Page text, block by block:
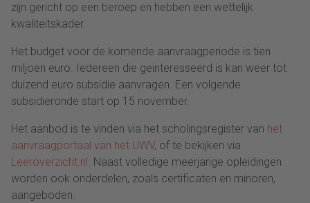
zijn gericht op een beroep en hebben een wettelijk
kwaliteitskader.
Het budget voor de komende aanvraagperiode is tien
miljoen euro. Iedereen die geïnteresseerd is kan weer tot
duizend euro subsidie aanvragen. Een volgende
subsidieronde start op 15 november.
Het aanbod is te vinden via het scholingsregister van het
aanvraagportaal van het UWV, of te bekijken via
Leeroverzicht.nl . Naast volledige meerjarige opleidingen
worden ook onderdelen, zoals certificaten en minoren,
aangeboden.